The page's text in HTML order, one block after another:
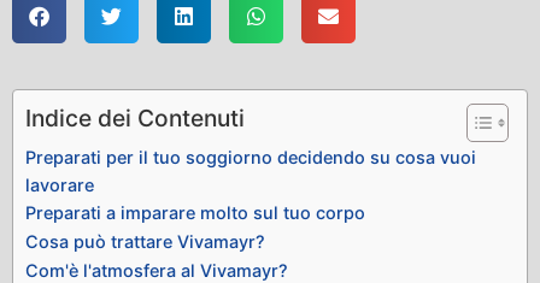
Indice dei Contenuti
Preparati per il tuo soggiorno decidendo su cosa vuoi
lavorare
Preparati a imparare molto sul tuo corpo
Cosa può trattare Vivamayr?
Com'è l'atmosfera al Vivamayr?